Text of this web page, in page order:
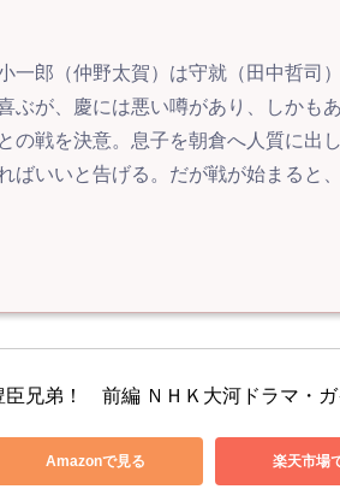
一郎（仲野太賀）は守就（田中哲司
ぶが、慶には悪い噂があり、しかも
の戦を決意。息子を朝倉へ人質に出
ばいいと告げる。だが戦が始まると
臣兄弟！　前編 ＮＨＫ大河ドラマ・ガ
Amazonで見る 楽天市場